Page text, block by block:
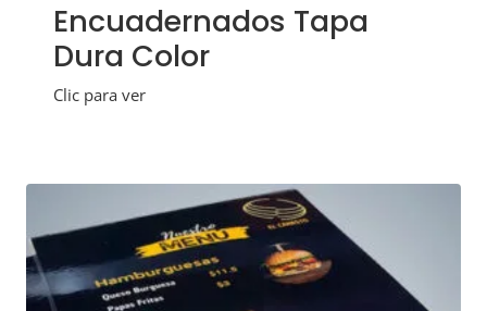
Encuadernados Tapa
Dura Color
Clic para ver